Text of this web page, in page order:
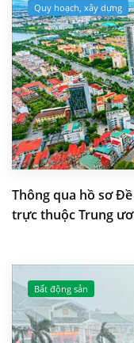
Quy hoạch, xây dựng
Thông qua hồ sơ
trực thuộc Trung
Bất động sản